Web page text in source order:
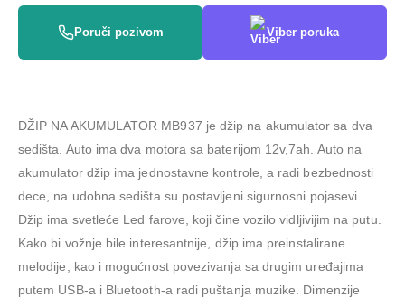
Poruči pozivom Viber poruka
DŽIP NA AKUMULATOR MB937 je džip na akumulator sa dva
sedišta. Auto ima dva motora sa baterijom 12v,7ah. Auto na
akumulator džip ima jednostavne kontrole, a radi bezbednosti
dece, na udobna sedišta su postavljeni sigurnosni pojasevi.
Džip ima svetleće Led farove, koji čine vozilo vidljivijim na putu.
Kako bi vožnje bile interesantnije, džip ima preinstalirane
melodije, kao i mogućnost povezivanja sa drugim uređajima
putem USB-a i Bluetooth-a radi puštanja muzike. Dimenzije